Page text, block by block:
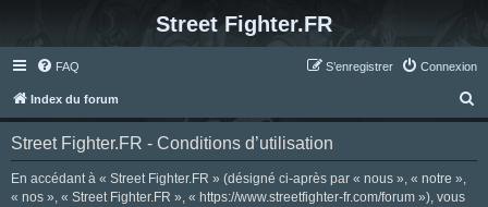
Street Fighter.FR
FAQ Connexion
S’enregistrer
Index du forum
e
Street Fighter.FR - Conditions d’utilisation
En accédant à « Street Fighter.FR » (désigné ci-après par « nous », « notre »,
« nos », « Street Fighter.FR », « https://www.streetfighter-fr.com/forum »), vous